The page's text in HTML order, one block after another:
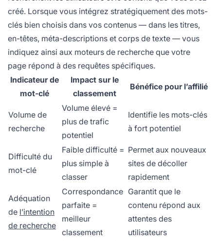
créé. Lorsque vous intégrez stratégiquement des mots-
clés bien choisis dans vos contenus — dans les titres,
en-têtes, méta-descriptions et corps de texte — vous
indiquez ainsi aux moteurs de recherche que votre
page répond à des requêtes spécifiques.
Indicateur de
mot-clé
Impact sur le
classement
Bénéfice pour l’affilié
Volume de
recherche
Volume élevé =
plus de trafic
potentiel
Identifie les mots-clés
à fort potentiel
Difficulté du
mot-clé
Faible difficulté =
plus simple à
classer
Permet aux nouveaux
sites de décoller
rapidement
Adéquation
de l’intention
de recherche
Correspondance
parfaite =
meilleur
classement
Garantit que le
contenu répond aux
attentes des
utilisateurs